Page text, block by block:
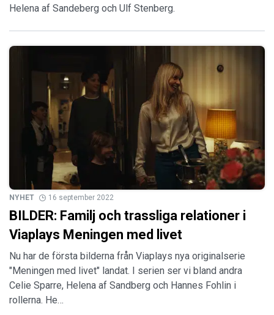
Helena af Sandeberg och Ulf Stenberg.
NYHET 16 september 2022
BILDER: Familj och trassliga relationer i
Viaplays Meningen med livet
Nu har de första bilderna från Viaplays nya originalserie
"Meningen med livet" landat. I serien ser vi bland andra
Celie Sparre, Helena af Sandberg och Hannes Fohlin i
rollerna. He…